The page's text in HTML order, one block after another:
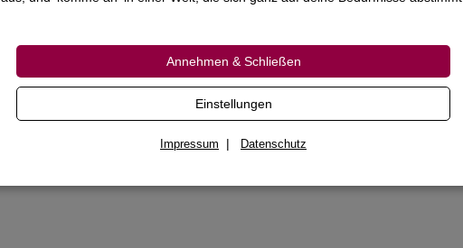
Gehirn neu programmieren und sein Potenzial freisetzen
können. Wer regelmäßig praktiziert, wird mit innerer
Ruhe, ganzheitlichem Wohlbefinden und spirituellem
Wachstum belohnt.
Hardcover mit Schutzumschlag
Annehmen & Schließen
Einstellungen
Impressum | Datenschutz